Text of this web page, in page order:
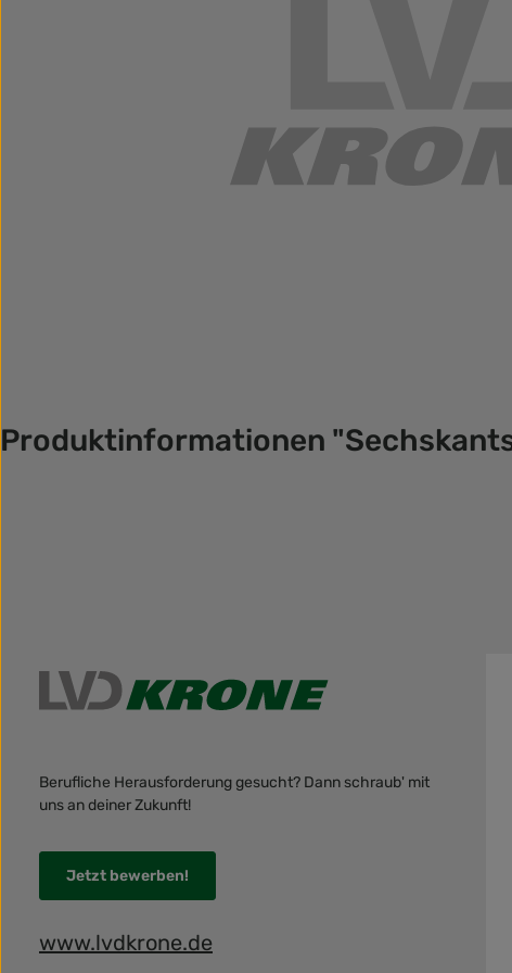
Produktinformationen
Berufliche Herausforderung gesucht? Dann schraub' mit
uns an deiner Zukunft!
Jetzt bewerben!
www.lvdkrone.de